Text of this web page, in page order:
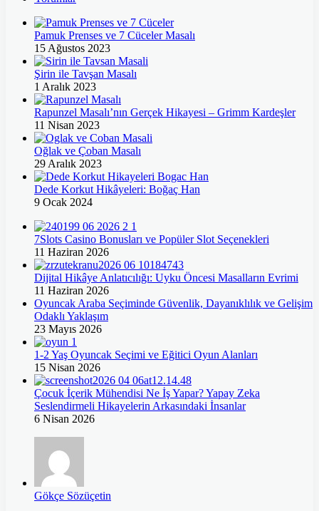
Pamuk Prenses ve 7 Cüceler Masalı
15 Ağustos 2023
Şirin ile Tavşan Masalı
1 Aralık 2023
Rapunzel Masalı’nın Gerçek Hikayesi – Grimm Kardeşler
11 Nisan 2023
Oğlak ve Çoban Masalı
29 Aralık 2023
Dede Korkut Hikâyeleri: Boğaç Han
9 Ocak 2024
7Slots Casino Bonusları ve Popüler Slot Seçenekleri
11 Haziran 2026
Dijital Hikâye Anlatıcılığı: Uyku Öncesi Masalların Evrimi
11 Haziran 2026
Oyuncak Araba Seçiminde Güvenlik, Dayanıklılık ve Gelişim
Odaklı Yaklaşım
23 Mayıs 2026
1-2 Yaş Oyuncak Seçimi ve Eğitici Oyun Alanları
15 Nisan 2026
Çocuk İçerik Mühendisi Ne İş Yapar? Yapay Zeka
Seslendirmeli Hikayelerin Arkasındaki İnsanlar
6 Nisan 2026
Gökçe Sözüçetin